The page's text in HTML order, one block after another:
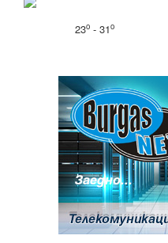
23o- 31o